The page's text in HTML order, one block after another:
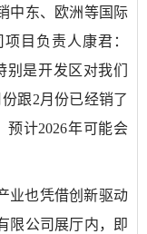
中东、欧洲等国际
目负责人康君：
是开发区对我们
跟2月份已经销了
预计2026年可能会
业也凭借创新驱动
限公司展厅内，即